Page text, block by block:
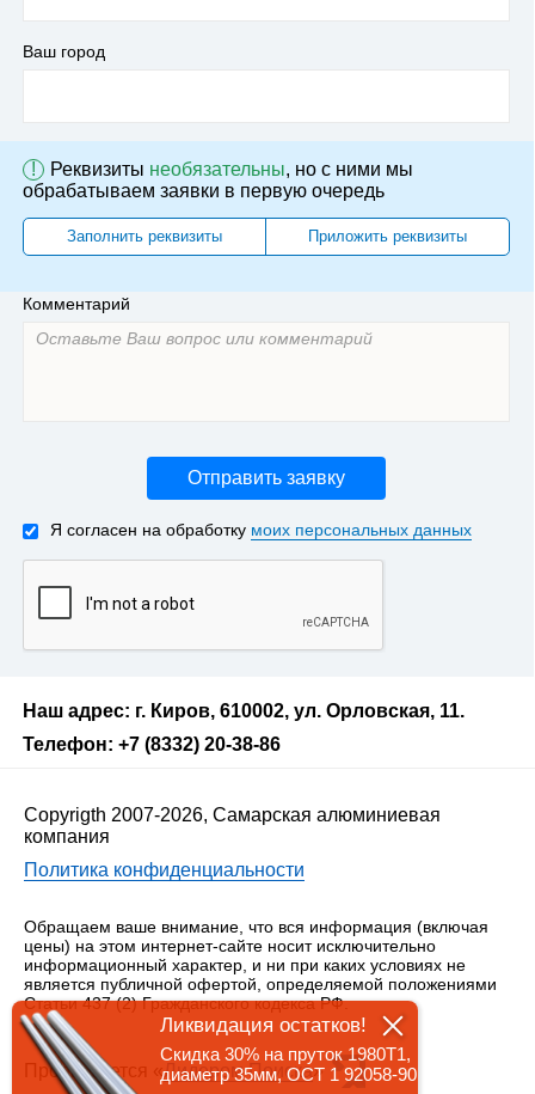
Ваш город
! Реквизиты необязательны, но с ними мы
обрабатываем заявки в первую очередь
Заполнить реквизиты Приложить реквизиты
Комментарий
Отправить заявку
Я согласен на обработку моих персональных данных
Наш адрес: г. Киров, 610002, ул. Орловская, 11.
Телефон: +7 (8332) 20-38-86
Copyrigth 2007-2026, Самарская алюминиевая
компания
Политика конфиденциальности
Обращаем ваше внимание, что вся информация (включая
цены) на этом интернет-сайте носит исключительно
информационный характер, и ни при каких условиях не
является публичной офертой, определяемой положениями
Статьи 437 (2) Гражданского кодекса РФ.
Продвигается «Лидером Поиска»
Ликвидация остатков!
Скидка 30% на пруток 1980Т1,
диаметр 35мм, ОСТ 1 92058-90